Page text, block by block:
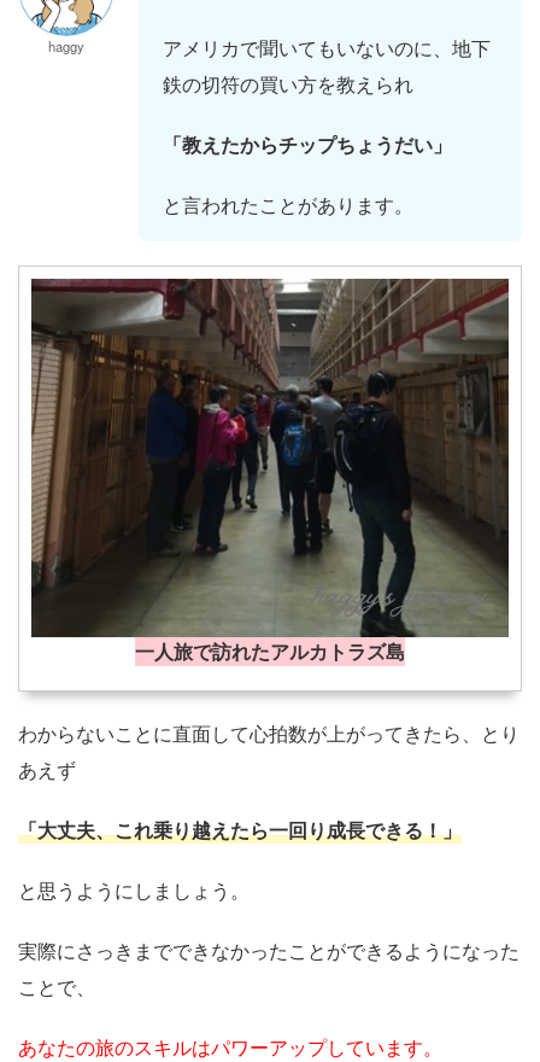
haggy
アメリカで聞いてもいないのに、地下
鉄の切符の買い方を教えられ
「教えたからチップちょうだい」
と言われたことがあります。
一人旅で訪れたアルカトラズ島
わからないことに直面して心拍数が上がってきたら、とり
あえず
「大丈夫、これ乗り越えたら一回り成長できる！」
と思うようにしましょう。
実際にさっきまでできなかったことができるようになった
ことで、
あなたの旅のスキルはパワーアップしています。